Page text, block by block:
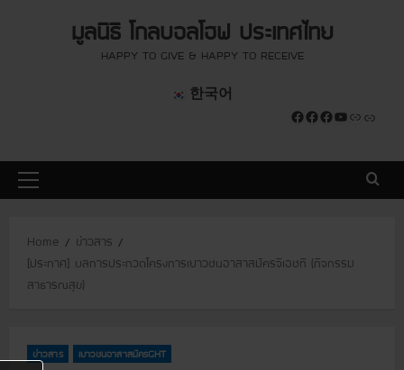
มูลนิธิ โกลบอลโฮฟ ประเทศไทย
HAPPY TO GIVE & HAPPY TO RECEIVE
한국어
Facebook Facebook Facebook YouTube Link Link
P
e
Home
ข่าวสาร
[ประกาศ] ผลการประกวดโครงการเยาวชนอาสาสมัครจีเอชที (กิจกรรม
สาธารณสุข)
ข่าวสาร เยาวชนอาสาสมัครGHT